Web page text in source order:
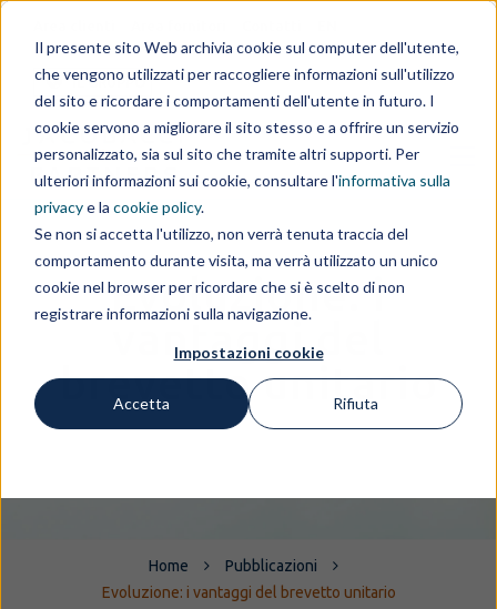
Il presente sito Web archivia cookie sul computer dell'utente,
che vengono utilizzati per raccogliere informazioni sull'utilizzo
del sito e ricordare i comportamenti dell'utente in futuro. I
cookie servono a migliorare il sito stesso e a offrire un servizio
personalizzato, sia sul sito che tramite altri supporti. Per
ulteriori informazioni sui cookie, consultare l'informativa sulla
privacye la cookie policy.
Se non si accetta l'utilizzo, non verrà tenuta traccia del
comportamento durante visita, ma verrà utilizzato un unico
cookie nel browser per ricordare che si è scelto di non
registrare informazioni sulla navigazione.
Impostazioni cookie
Accetta Rifiuta
IL GRUPPO
Evoluzione: i
vantaggi del
brevetto unitario
Home
Pubblicazioni
Evoluzione: i vantaggi del brevetto unitario